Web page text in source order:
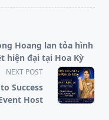
Hoang lan tỏa hình
hiện đại tại Hoa Kỳ
NEXT POST
Success
Host